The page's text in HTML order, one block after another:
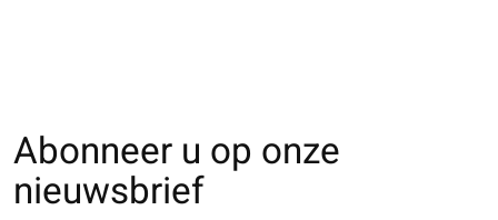
Abonneer u op onze
nieuwsbrief